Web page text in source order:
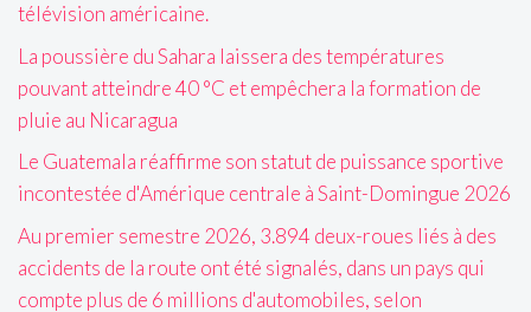
télévision américaine.
La poussière du Sahara laissera des températures
pouvant atteindre 40 °C et empêchera la formation de
pluie au Nicaragua
Le Guatemala réaffirme son statut de puissance sportive
incontestée d'Amérique centrale à Saint-Domingue 2026
Au premier semestre 2026, 3.894 deux-roues liés à des
accidents de la route ont été signalés, dans un pays qui
compte plus de 6 millions d'automobiles, selon